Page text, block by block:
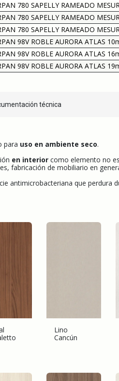
780 SAPELLY RAMEADO
780 SAPELLY RAMEADO
780 SAPELLY RAMEADO
98V ROBLE AURORA ATLAS
98V ROBLE AURORA ATLAS
98V ROBLE AURORA ATLAS
técnica
para uso en ambiente seco.
en interior como elemento no
fabricación de mobiliario en
antimicrobacteriana que perdura
Lino
Cancún